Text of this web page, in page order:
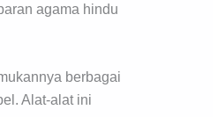
agama hindu
berbagai
Alat-alat ini